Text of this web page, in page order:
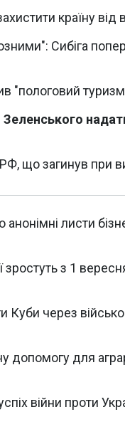
країну
Сибіга
"пологовий
що загинув при
листи
зростуть з 1
Куби через
допомогу для
війни проти